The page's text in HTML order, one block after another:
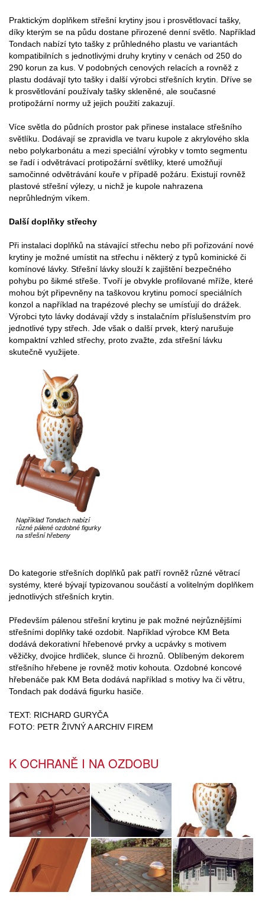
Praktickým doplňkem střešní krytiny jsou i prosvětlovací tašky,
díky kterým se na půdu dostane přirozené denní světlo. Například
Tondach nabízí tyto tašky z průhledného plastu ve variantách
kompatibilních s jednotlivými druhy krytiny v cenách od 250 do
290 korun za kus. V podobných cenových relacích a rovněž z
plastu dodávají tyto tašky i další výrobci střešních krytin. Dříve se
k prosvětlování používaly tašky skleněné, ale současné
protipožární normy už jejich použití zakazují.
Více světla do půdních prostor pak přinese instalace střešního
světlíku. Dodávají se zpravidla ve tvaru kupole z akrylového skla
nebo polykarbonátu a mezi speciální výrobky v tomto segmentu
se řadí i odvětrávací protipožární světlíky, které umožňují
samočinné odvětrávání kouře v případě požáru. Existují rovněž
plastové střešní výlezy, u nichž je kupole nahrazena
neprůhledným víkem.
Další doplňky střechy
Při instalaci doplňků na stávající střechu nebo při pořizování nové
krytiny je možné umístit na střechu i některý z typů kominické či
komínové lávky. Střešní lávky slouží k zajištění bezpečného
pohybu po šikmé střeše. Tvoří je obvykle profilované mříže, které
mohou být připevněny na taškovou krytinu pomocí speciálních
konzol a například na trapézové plechy se umísťují do drážek.
Výrobci tyto lávky dodávají vždy s instalačním příslušenstvím pro
jednotlivé typy střech. Jde však o další prvek, který narušuje
kompaktní vzhled střechy, proto zvažte, zda střešní lávku
skutečně využijete.
Například Tondach nabízí
různé pálené ozdobné figurky
na střešní hřebeny
Do kategorie střešních doplňků pak patří rovněž různé větrací
systémy, které bývají typizovanou součástí a volitelným doplňkem
jednotlivých střešních krytin.
Především pálenou střešní krytinu je pak možné nejrůznějšími
střešními doplňky také ozdobit. Například výrobce KM Beta
dodává dekorativní hřebenové prvky a ucpávky s motivem
věžičky, dvojice hrdliček, slunce či hroznů. Oblíbeným dekorem
střešního hřebene je rovněž motiv kohouta. Ozdobné koncové
hřebenáče pak KM Beta dodává například s motivy lva či větru,
Tondach pak dodává figurku hasiče.
TEXT: RICHARD GURYČA
FOTO: PETR ŽIVNÝ A ARCHIV FIREM
K OCHRANĚ I NA OZDOBU